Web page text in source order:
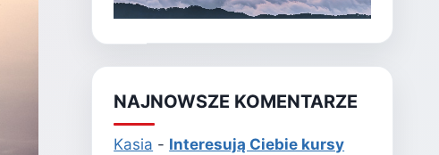
NAJNOWSZE KOMENTARZE
Kasia - Interesują Ciebie kursy